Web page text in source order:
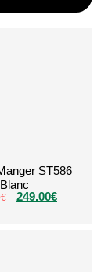
ST586
Blanc
€ 249.00€